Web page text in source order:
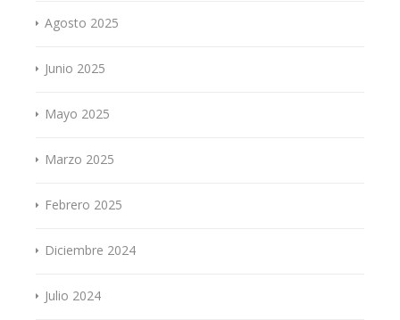
Agosto 2025
Junio 2025
Mayo 2025
Marzo 2025
Febrero 2025
Diciembre 2024
Julio 2024